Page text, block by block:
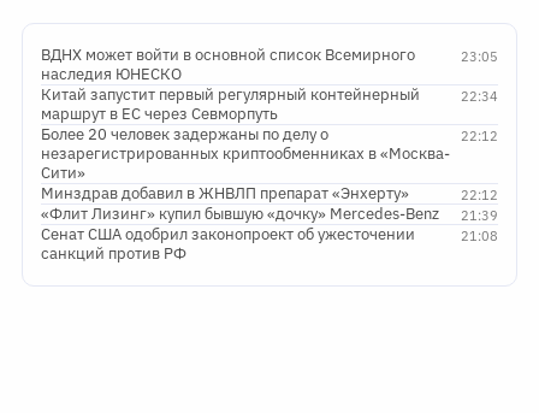
23:05
ВДНХ может войти в основной список Всемирного
наследия ЮНЕСКО
22:34
Китай запустит первый регулярный контейнерный
маршрут в ЕС через Севморпуть
22:12
Более 20 человек задержаны по делу о
незарегистрированных криптообменниках в «Москва-
Сити»
22:12
Минздрав добавил в ЖНВЛП препарат «Энхерту»
21:39
«Флит Лизинг» купил бывшую «дочку» Mercedes-Benz
21:08
Сенат США одобрил законопроект об ужесточении
санкций против РФ